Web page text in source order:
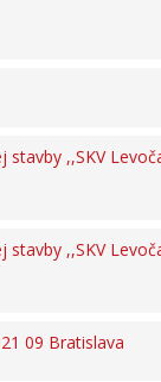
,,SKV
,,SKV
09 Bratislava